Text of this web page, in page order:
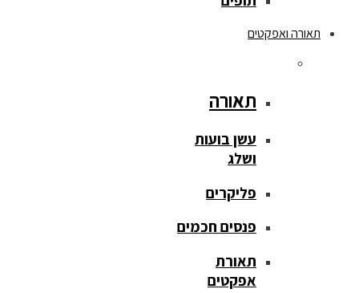
תאורה ואפקטים
תאורה
עשן בועות
ושלג
פליקרים
פנסים חכמים
תאורת
אפקטים